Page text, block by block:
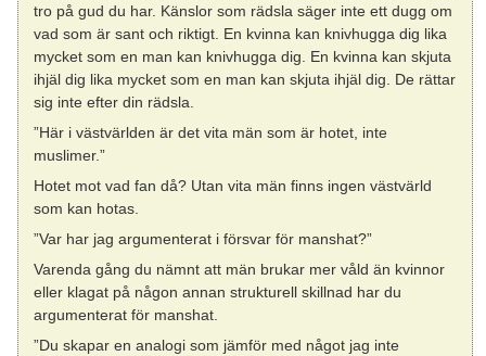
tro på gud du har. Känslor som rädsla säger inte ett dugg om
vad som är sant och riktigt. En kvinna kan knivhugga dig lika
mycket som en man kan knivhugga dig. En kvinna kan skjuta
ihjäl dig lika mycket som en man kan skjuta ihjäl dig. De rättar
sig inte efter din rädsla.
”Här i västvärlden är det vita män som är hotet, inte
muslimer.”
Hotet mot vad fan då? Utan vita män finns ingen västvärld
som kan hotas.
”Var har jag argumenterat i försvar för manshat?”
Varenda gång du nämnt att män brukar mer våld än kvinnor
eller klagat på någon annan strukturell skillnad har du
argumenterat för manshat.
”Du skapar en analogi som jämför med något jag inte